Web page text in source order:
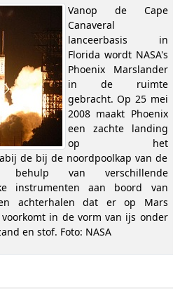
Vanop de Cape
Canaveral
lanceerbasis in
Florida wordt NASA's
Phoenix Marslander
in de ruimte
gebracht. Op 25 mei
2008 maakt Phoenix
een zachte landing
op het
de bij de noordpoolkap van de
behulp van verschillende
instrumenten aan boord van
achterhalen dat er op Mars
in de vorm van ijs onder
en stof. Foto: NASA